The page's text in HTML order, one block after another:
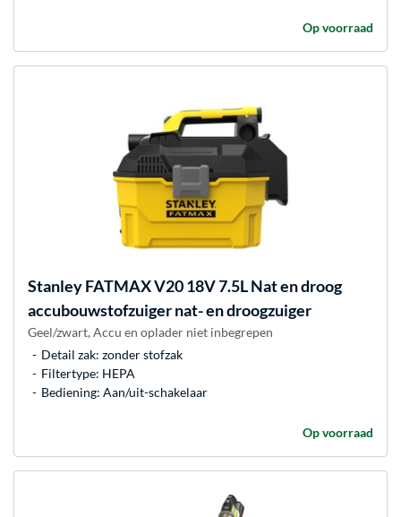
Op voorraad
StanleyFATMAX V20 18V 7.5L Nat en droog
accubouwstofzuiger nat- en droogzuiger
Geel/zwart, Accu en oplader niet inbegrepen
Detail zak: zonder stofzak
Filtertype: HEPA
Bediening: Aan/uit-schakelaar
Op voorraad